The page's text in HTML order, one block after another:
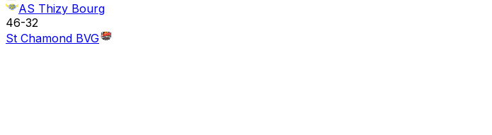
AS Thizy Bourg
46-32
St Chamond BVG